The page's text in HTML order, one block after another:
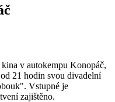
v autokempu Konopáč,
21 hodin svou divadelní
Vstupné je
zajištěno.